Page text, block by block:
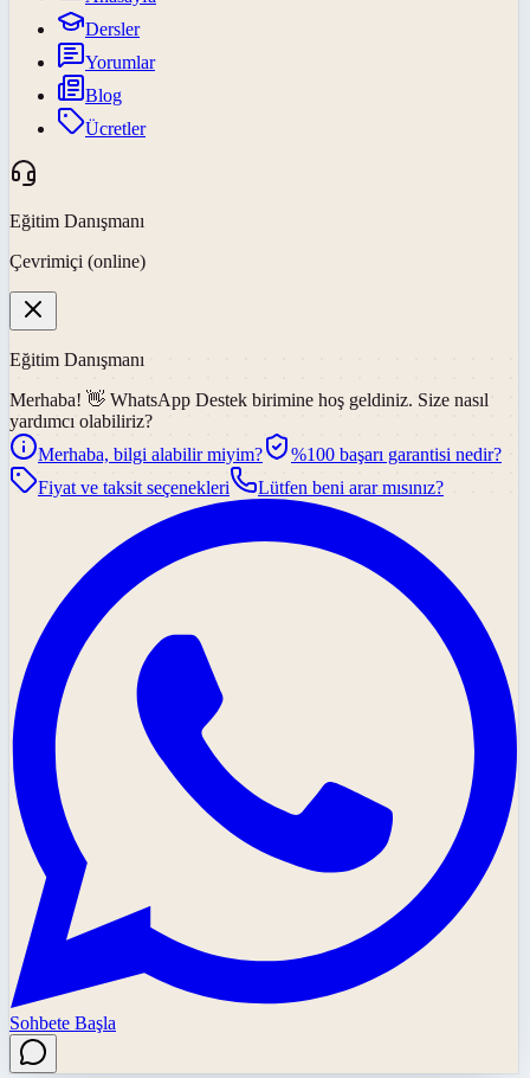
Dersler
Yorumlar
Blog
Ücretler
Eğitim Danışmanı
Çevrimiçi (online)
Eğitim Danışmanı
Merhaba! 👋 WhatsApp Destek birimine hoş geldiniz. Size nasıl
yardımcı olabiliriz?
Merhaba, bilgi alabilir miyim?
%100 başarı garantisi nedir?
Fiyat ve taksit seçenekleri
Lütfen beni arar mısınız?
Sohbete Başla